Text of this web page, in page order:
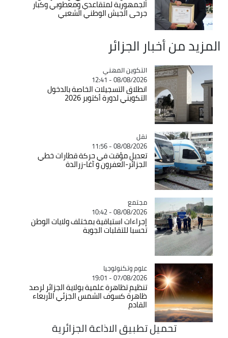
الجمهورية لمتقاعدي ومعطوبي وكبار
جرحى الجيش الوطني الشعبي
المزيد من أخبار الجزائر
Catégorie
التكوين المهني
08/08/2026 - 12:41
انطلاق التسجيلات الخاصة بالدخول
التكويني لدورة أكتوبر 2026
Catégorie
نقل
08/08/2026 - 11:56
تعديل مؤقت في حركة قطارات خطي
الجزائر-العفرون و آغا-زرالدة
Catégorie
مجتمع
08/08/2026 - 10:42
إجراءات استباقية بمختلف ولايات الوطن
تحسبا للتقلبات الجوية
Catégorie
علوم وتكنولوجيا
07/08/2026 - 19:01
تنظيم تظاهرة علمية بولاية الجزائر لرصد
ظاهرة كسوف الشمس الجزئي الأربعاء
القادم
تحميل تطبيق الاذاعة الجزائرية